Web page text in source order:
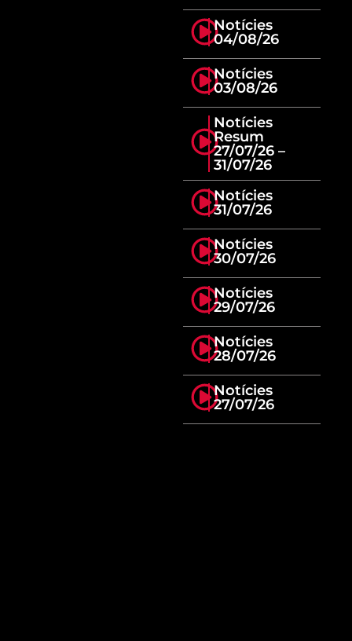
Notícies
04/08/26
Notícies
03/08/26
Notícies
Resum
27/07/26 –
31/07/26
Notícies
31/07/26
Notícies
30/07/26
Notícies
29/07/26
Notícies
28/07/26
Notícies
27/07/26